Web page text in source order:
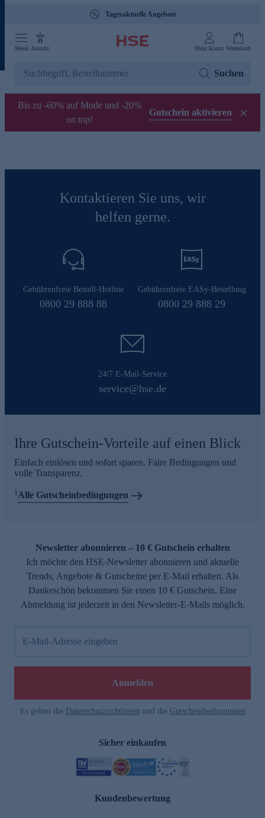
Tagesaktuelle Angebote
Menü Ansicht Mein Konto Warenkorb
Suchen
Bis zu -60% auf Mode und -20%
on top!
Gutschein aktivieren
Kontaktieren Sie uns, wir
helfen gerne.
Gebührenfreie Bestell-Hotline
0800 29 888 88
Gebührenfreie EASy-Bestellung
0800 29 888 29
24/7 E-Mail-Service
service@hse.de
Ihre Gutschein-Vorteile auf einen Blick
Einfach einlösen und sofort sparen. Faire Bedingungen und
volle Transparenz.
1Alle Gutscheinbedingungen
Newsletter abonnieren – 10 € Gutschein erhalten
Ich möchte den HSE-Newsletter abonnieren und aktuelle
Trends, Angebote & Gutscheine per E-Mail erhalten. Als
Dankeschön bekommen Sie einen 10 € Gutschein. Eine
Abmeldung ist jederzeit in den Newsletter-E-Mails möglich.
E-Mail-Adresse eingeben
Anmelden
Es gelten die Datenschutzrichtlinien und die Gutscheinbedingungen
Sicher einkaufen
Kundenbewertung